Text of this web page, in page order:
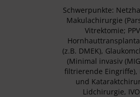
Schwerpunkte:
Makulachirurgie
Vitrektomie;
(z.B. DMEK),
(Minimal invasiv
filtrierende Eingriffe),
und
Lidchirurgie,